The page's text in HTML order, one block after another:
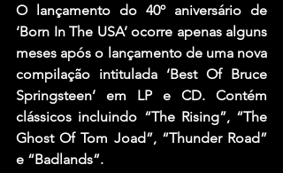
O lançamento do 40º aniversário de
‘Born In The USA’ ocorre apenas alguns
meses após o lançamento de uma nova
compilação intitulada ‘Best Of Bruce
Springsteen’ em LP e CD. Contém
clássicos incluindo “The Rising”, “The
Ghost Of Tom Joad”, “Thunder Road”
e “Badlands”.